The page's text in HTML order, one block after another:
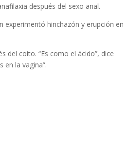
después del sexo anal.
experimentó hinchazón y erupción en
del coito. “Es como el ácido”, dice
en la vagina”.